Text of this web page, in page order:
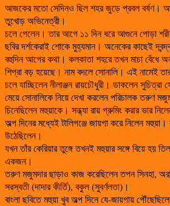
আজকের মতো সেদিনও ছিল শহর জুড়ে প্রবল বর্ষণ।
তুখোড় অভিনেত্রী।
চলে গেলেন। তার আগে ১১ দিন ধরে আগুনে পোড়া
ছবির দর্শকেরাই শোকে মুহ্যমান। অনেকের কাছেই
বহুদিন আগের কথা। কলকাতা শহরে তখন মাচা বেঁধে
শিপ্রা বড় হয়েছে। নাম বদলে সোনালি। এই নামেই
চলে যাচ্ছিলেন নীলাঞ্জন রায়চৌধুরী। ডাকলেন
মেয়ে সোনালিকে নিয়ে দেখা করলেন পরিচালক তরুণ
চিনেছিলেন মহুয়াকে। সন্ধ্যা রায় গ্রুমিং করার ভার
অল্প দিনের মধ্যেই টালিগঞ্জে জায়গা করে নিলেন
উঠেছিলেন।
যখন তাঁর কেরিয়ার তুঙ্গে তখনই মহুয়ার সঙ্গে বিয়ে হয়
একজন।
তরুণ মজুমদার ছাড়াও কাজ করেছিলেন তপন সিনহা,
সরস্বতী (দাদার কীর্তি), বকুল (সুবর্ণলতা)।
বাংলা ছবিতে মহুয়া খুব অল্প দিনে যে-জায়গায়